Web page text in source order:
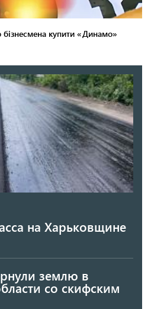
на Харьковщине
землю в
со скифским